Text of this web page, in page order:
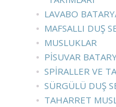
LAVABO
MAFSALLI DUŞ
MUSLUKLAR
PISUVAR
SPIRALLER VE
SÜRGÜLÜ DUŞ
TAHARRET